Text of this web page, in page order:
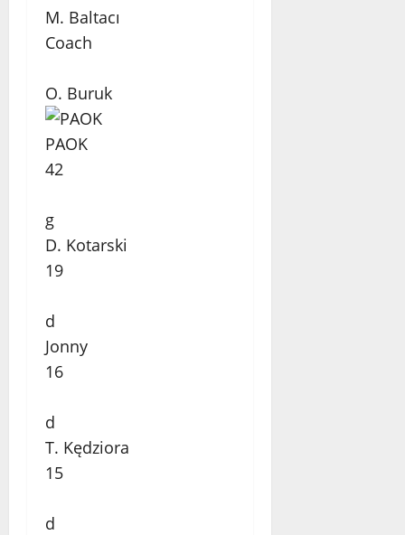
M. Baltacı
Coach
O. Buruk
PAOK
42
g
D. Kotarski
19
d
Jonny
16
d
T. Kędziora
15
d